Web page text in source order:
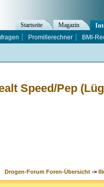
Speed/Pep
Drogen-Forum Foren-Übersicht ->
Startseite Magazin
Promillerechner BMI-